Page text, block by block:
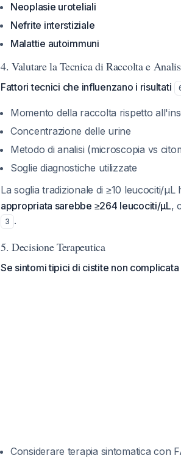
Neoplasie uroteliali
Nefrite interstiziale
Malattie autoimmuni
4. Valutare la Tecnica di Raccolta e
Fattori tecnici che influenzano i risultati
Momento della raccolta rispetto
Concentrazione delle urine
Metodo di analisi (microscopia vs
Soglie diagnostiche utilizzate
La soglia tradizionale di ≥10 leucociti/
appropriata sarebbe ≥264 leucociti/µL,
3 .
5. Decisione Terapeutica
Se sintomi tipici di cistite non
Considerare terapia sintomatica con